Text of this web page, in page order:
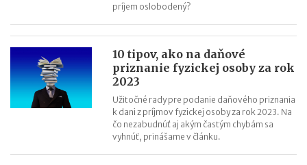
príjem oslobodený?
10 tipov, ako na daňové
priznanie fyzickej osoby za rok
2023
Užitočné rady pre podanie daňového priznania
k dani z príjmov fyzickej osoby za rok 2023. Na
čo nezabudnúť aj akým častým chybám sa
vyhnúť, prinášame v článku.